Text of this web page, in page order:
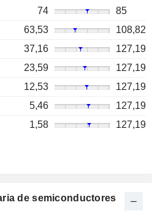
74
85
63,53
108,82
37,16
127,19
23,59
127,19
12,53
127,19
5,46
127,19
1,58 127,19
de semiconductores